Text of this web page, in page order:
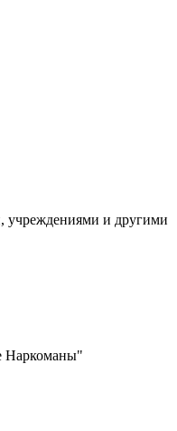
учреждениями и другими
Наркоманы"